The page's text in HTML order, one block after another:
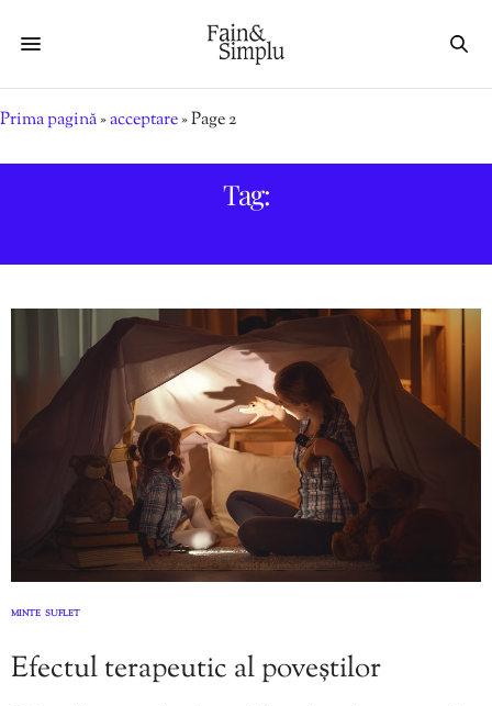
Prima pagină»acceptare»Page 2
Tag:
MINTE SUFLET
Efectul terapeutic al poveștilor